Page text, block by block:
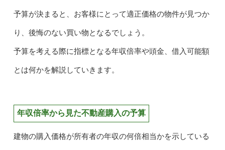
予算が決まると、お客様にとって適正価格の物件が見つか
り、後悔のない買い物となるでしょう。
予算を考える際に指標となる年収倍率や頭金、借入可能額
とは何かを解説していきます。
年収倍率から見た不動産購入の予算
建物の購入価格が所有者の年収の何倍相当かを示している